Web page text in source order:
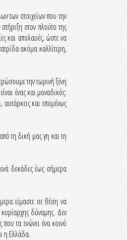
των στοιχείων που την
στον πλούτο της
και απολαυές, ώστε να
ακόμα καλλίτερη,
την τωρινή ξένη
ένας και μοναδικός:
και επομένως
τη δική μας γη και τη
δεκάδες έως σήμερα
είμαστε σε θέση να
δύναμης. Δεν
τα ενώνει ένα κοινό
η Ελλάδα.